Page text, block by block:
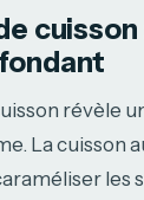
cuisson
révèle
La cuisson
les